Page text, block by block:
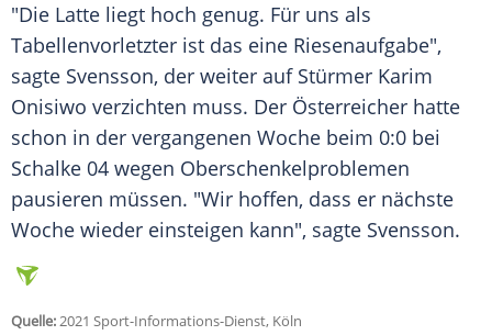
"Die Latte liegt hoch genug. Für uns als
Tabellenvorletzter ist das eine Riesenaufgabe",
sagte Svensson, der weiter auf Stürmer Karim
Onisiwo verzichten muss. Der Österreicher hatte
schon in der vergangenen Woche beim 0:0 bei
Schalke 04 wegen Oberschenkelproblemen
pausieren müssen. "Wir hoffen, dass er nächste
Woche wieder einsteigen kann", sagte Svensson.
Quelle:2021 Sport-Informations-Dienst, Köln